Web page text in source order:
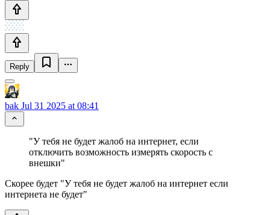
Reply
bak Jul 31 2025 at 08:41
"У тебя не будет жалоб на интернет, если
отключить возможность измерять скорость с
внешки"
Скорее будет "У тебя не будет жалоб на интернет если
интернета не будет"